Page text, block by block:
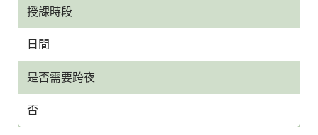
授課時段
日間
是否需要跨夜
否